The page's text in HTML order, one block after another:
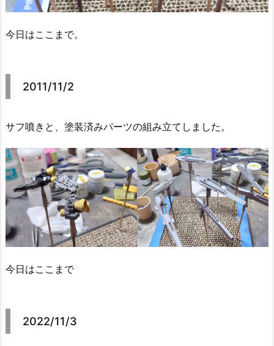
今日はここまで。
2011/11/2
サフ噴きと、塗装済みパーツの組み立てしました。
今日はここまで
2022/11/3